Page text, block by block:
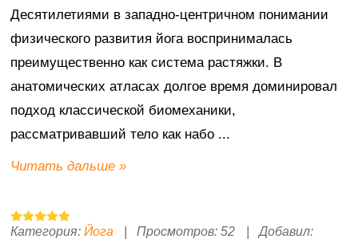
Десятилетиями в западно-центричном понимании
физического развития йога воспринималась
преимущественно как система растяжки. В
анатомических атласах долгое время доминировал
подход классической биомеханики,
рассматривавший тело как набо ...
Читать дальше »
Категория: Йога Просмотров: 52
Добавил: